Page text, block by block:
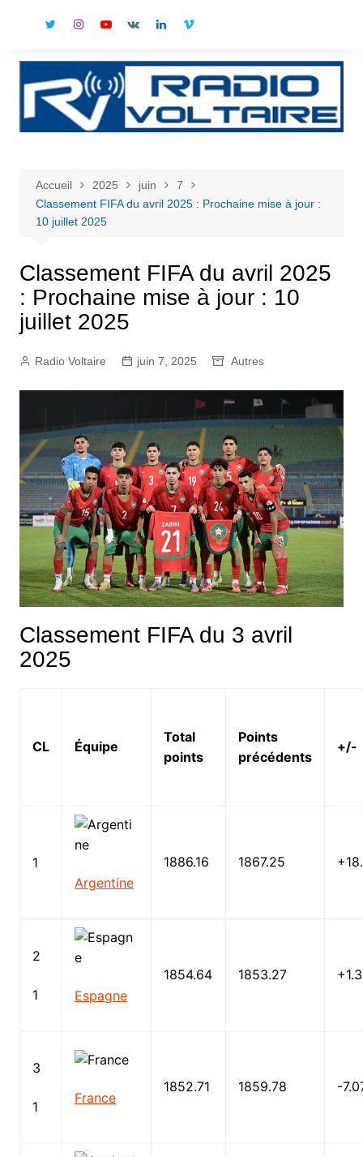
Accueil 2025 juin
7
Classement FIFA du avril 2025 : Prochaine mise à jour :
10 juillet 2025
Classement FIFA du avril 2025
: Prochaine mise à jour : 10
juillet 2025
Radio Voltaire juin 7, 2025 Autres
Classement FIFA du 3 avril
2025
CL Équipe
Total
points
Points
précédents
+/-
1
Argentine
1886.16 1867.25
2
1 Espagne
1854.64 1853.27
3
1
France
1852.71 1859.78 -